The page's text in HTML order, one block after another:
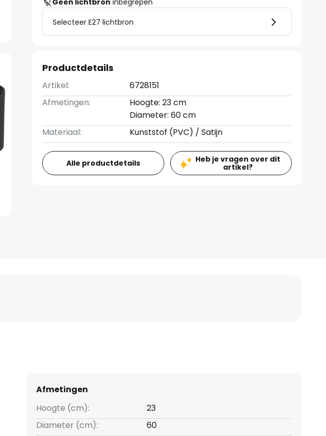
Geen lichtbron inbegrepen
Selecteer E27 lichtbron
Productdetails
Artikel:
6728151
Afmetingen:
Hoogte: 23 cm
Diameter: 60 cm
Materiaal:
Kunststof (PVC) / Satijn
Alle productdetails
Heb je vragen over dit
artikel?
Afmetingen
Hoogte (cm):
23
Diameter (cm):
60